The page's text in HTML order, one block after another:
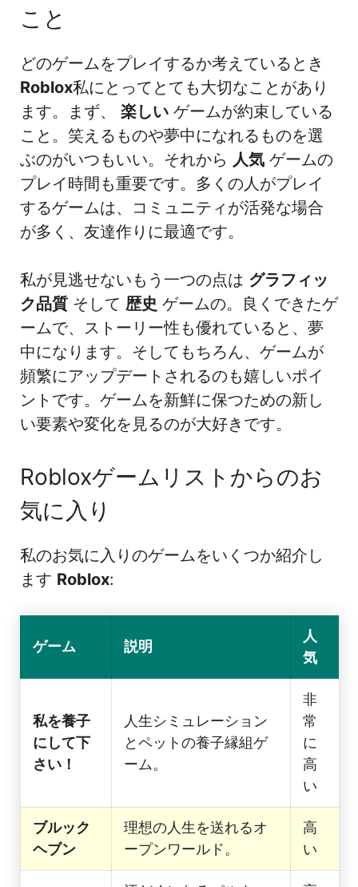
こと
どのゲームをプレイするか考えているとき
Roblox私にとってとても大切なことがあり
ます。まず、 楽しい ゲームが約束している
こと。笑えるものや夢中になれるものを選
ぶのがいつもいい。それから 人気 ゲームの
プレイ時間も重要です。多くの人がプレイ
するゲームは、コミュニティが活発な場合
が多く、友達作りに最適です。
私が見逃せないもう一つの点は グラフィッ
ク品質 そして 歴史 ゲームの。良くできたゲ
ームで、ストーリー性も優れていると、夢
中になります。そしてもちろん、ゲームが
頻繁にアップデートされるのも嬉しいポイ
ントです。ゲームを新鮮に保つための新し
い要素や変化を見るのが大好きです。
Robloxゲームリストからのお
気に入り
私のお気に入りのゲームをいくつか紹介し
ます Roblox:
ゲーム 説明
人
気
私を養子
にして下
さい！
人生シミュレーション
とペットの養子縁組ゲ
ーム。
非
常
に
高
い
ブルック
ヘブン
理想の人生を送れるオ
ープンワールド。
高
い